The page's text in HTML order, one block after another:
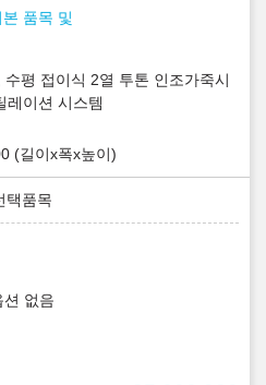
품목 및
평 접이식 2열 투톤 인조가죽시
레이션 시스템
(길이x폭x높이)
션 없음